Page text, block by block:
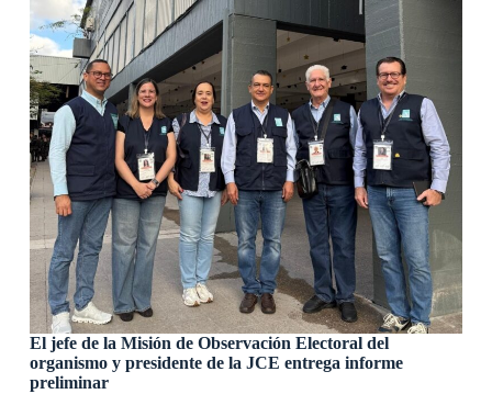
El jefe de la Misión de Observación Electoral del
organismo y presidente de la JCE entrega informe
preliminar